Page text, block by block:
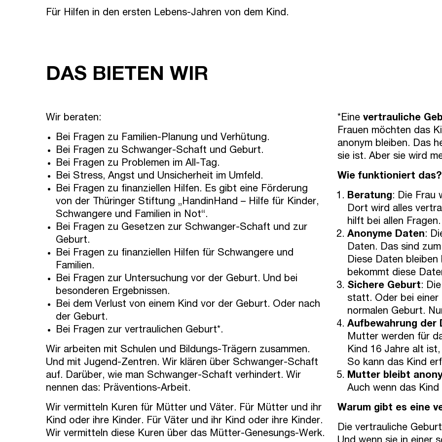
Für Hilfen in den ersten Lebens-Jahren von dem Kind.
DAS BIETEN WIR
Wir beraten:
Bei Fragen zu Familien-Planung und Verhütung.
Bei Fragen zu Schwanger-Schaft und Geburt.
Bei Fragen zu Problemen im All-Tag.
Bei Stress, Angst und Unsicherheit im Umfeld.
Bei Fragen zu finanziellen Hilfen. Es gibt eine Förderung
von der Thüringer Stiftung „HandinHand – Hilfe für Kinder,
Schwangere und Familien in Not“.
Bei Fragen zu Gesetzen zur Schwanger-Schaft und zur
Geburt.
Bei Fragen zu finanziellen Hilfen für Schwangere und
Familien.
Bei Fragen zur Untersuchung vor der Geburt. Und bei
besonderen Ergebnissen.
Bei dem Verlust von einem Kind vor der Geburt. Oder nach
der Geburt.
Bei Fragen zur vertraulichen Geburt*.
Wir arbeiten mit Schulen und Bildungs-Trägern zusammen.
Und mit Jugend-Zentren. Wir klären über Schwanger-Schaft
auf. Darüber, wie man Schwanger-Schaft verhindert. Wir
nennen das: Präventions-Arbeit.
Wir vermitteln Kuren für Mütter und Väter. Für Mütter und ihr
Kind oder ihre Kinder. Für Väter und ihr Kind oder ihre Kinder.
Wir vermitteln diese Kuren über das Mütter-Genesungs-Werk.
*Eine vertrauliche
Frauen möchten das
anonym bleiben. Das
sie ist. Aber sie wird
Wie funktioniert das?
Beratung: Die Frau
Dort wird alles
hilft bei allen Fragen.
Anonyme Daten:
Daten. Das sind
Diese Daten
bekommt diese
Sichere Geburt:
statt. Oder bei einer
normalen Geburt.
Aufbewahrung der
Mutter werden für
Kind 16 Jahre alt
So kann das Kind
Mutter bleibt
Auch wenn das
Warum gibt es eine
Die vertrauliche